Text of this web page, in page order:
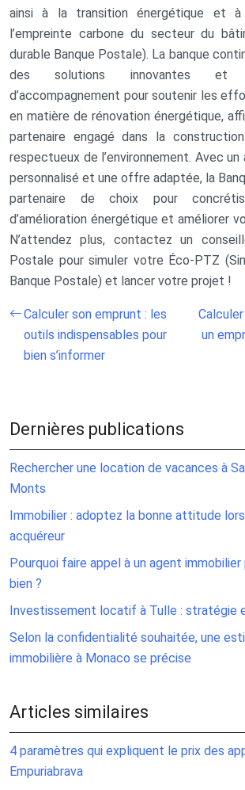
ainsi à la transition énergétique et
l’empreinte carbone du secteur du
durable Banque Postale). La banque
des solutions innovantes et
d’accompagnement pour soutenir les
en matière de rénovation énergétique,
partenaire engagé dans la
respectueux de l’environnement. Avec
personnalisé et une offre adaptée, la
partenaire de choix pour
d’amélioration énergétique et améliorer
N’attendez plus, contactez un
Postale pour simuler votre Éco-PTZ
Banque Postale) et lancer votre projet !
Calculer son emprunt : les
outils indispensables pour
bien s’informer
un
Dernières publications
Rechercher une location de vacances à
Monts
Immobilier : adoptez la bonne attitude
acquéreur
Pourquoi faire appel à un agent
bien ?
Investissement locatif à Tulle : stratégie
Selon la confidentialité souhaitée, une
immobilière à Monaco se précise
Articles similaires
4 paramètres qui expliquent le prix des
Empuriabrava